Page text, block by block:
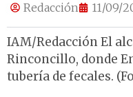
Redacción 11/09/
IAM/Redacción El
Rinconcillo, donde
tubería de fecales.